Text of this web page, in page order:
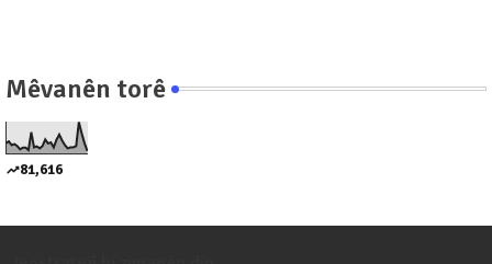
Mêvanên torê
81,616